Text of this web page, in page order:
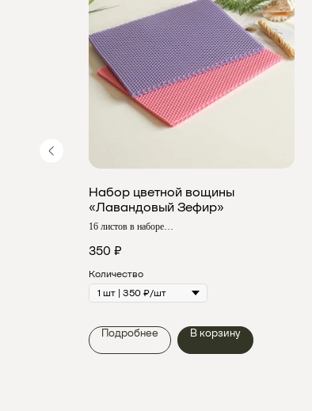
Набор цветной вощины
«Лавандовый Зефир»
16 листов в наборе
350 ₽
Количество
Подробнее В корзину